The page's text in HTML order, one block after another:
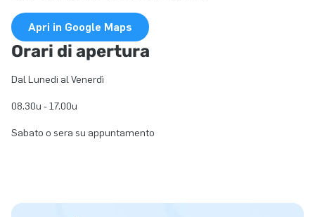
Apri in Google Maps
Orari di apertura
Dal Lunedi al Venerdì
08.30u - 17.00u
Sabato o sera su appuntamento